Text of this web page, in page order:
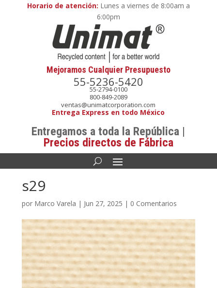
Horario de atención: Lunes a viernes de 8:00am a
6:00pm
Mejoramos Cualquier Presupuesto
55-5236-5420
55-2794-0100
800-849-2089
ventas@unimatcorporation.com
Entrega Express en todo México
Entregamos a toda la República |
Precios directos de Fábrica
s29
por Marco Varela | Jun 27, 2025 | 0 Comentarios